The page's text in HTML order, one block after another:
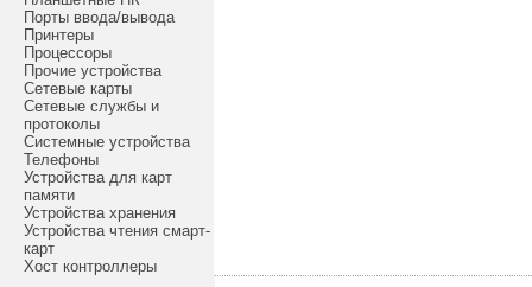
Порты ввода/вывода
Принтеры
Процессоры
Прочие устройства
Сетевые карты
Сетевые службы и
протоколы
Системные устройства
Телефоны
Устройства для карт
памяти
Устройства хранения
Устройства чтения смарт-
карт
Хост контроллеры